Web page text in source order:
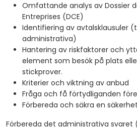
Omfattande analys av Dossier
Entreprises (DCE)
Identifiering av avtalsklausuler
administrativa)
Hantering av riskfaktorer och
element som besök på plats
stickprover.
Kriterier och viktning av anbud
Fråga och få förtydliganden
Förbereda och säkra en
Förbereda det administrativa svaret